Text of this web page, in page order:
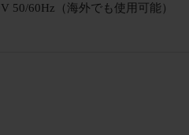
50/60Hz（海外でも使用可能）